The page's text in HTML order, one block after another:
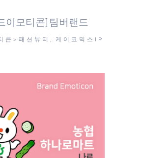
이모티콘] 팀버랜드
콘>패션뷰티, 케이코믹스IP